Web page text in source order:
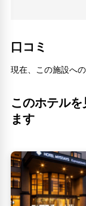
横空台(2.25km)
法円寺(2.47km)
清香室町
かなざわ 美か
羽咋駅(37.2km)
近江町市場
金沢城(1.51km)
金沢百番街 あ
金沢百番街おみ
口コミ
現在、この施設へ
このホテル
ます